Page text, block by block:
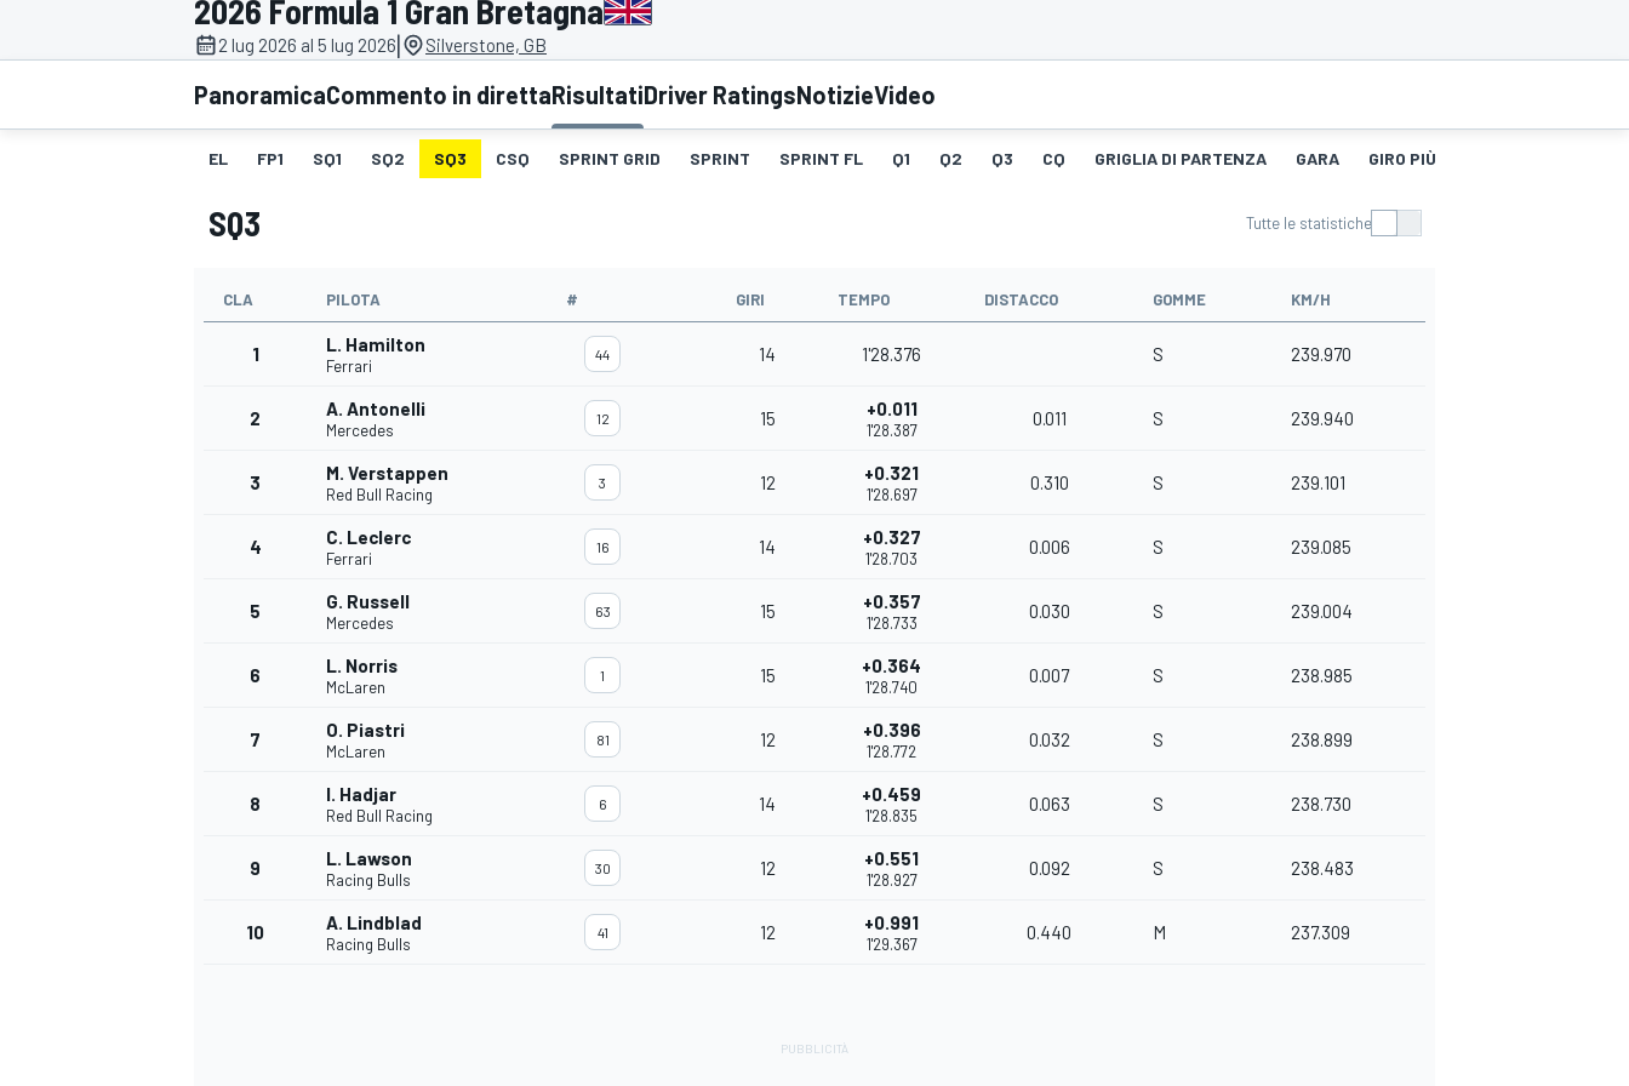
MOTOGP WEC
WRC
2026 Formula 1 Gran Bretagna
2 lug 2026 al 5 lug 2026| Silverstone, GB
PanoramicaCommento in direttaRisultatiDriver RatingsNotizieVideo
EL FP1 SQ1 SQ2 SQ3 CSQ SPRINT GRID SPRINT SPRINT FL Q1 Q2 Q3 CQ GRIGLIA DI PARTENZA GARA GIRO PIÙ VELOCE
SQ3 Tutte le statistiche
CLA PILOTA # GIRI TEMPO DISTACCO GOMME KM/H
1 L. Hamilton
Ferrari
44 14 1'28.376 S 239.970
2 A. Antonelli
Mercedes
12 15 +0.011
1'28.387
0.011 S 239.940
3 M. Verstappen
Red Bull Racing
3 12 +0.321
1'28.697
0.310 S 239.101
4 C. Leclerc
Ferrari
16 14 +0.327
1'28.703
0.006 S 239.085
5 G. Russell
Mercedes
63 15 +0.357
1'28.733
0.030 S 239.004
6 L. Norris
McLaren
1 15 +0.364
1'28.740
0.007 S 238.985
7 O. Piastri
McLaren
81 12 +0.396
1'28.772
0.032 S 238.899
8 I. Hadjar
Red Bull Racing
6 14 +0.459
1'28.835
0.063 S 238.730
9 L. Lawson
Racing Bulls
30 12 +0.551
1'28.927
0.092 S 238.483
10 A. Lindblad
Racing Bulls
41 12 +0.991
1'29.367
0.440 M 237.309